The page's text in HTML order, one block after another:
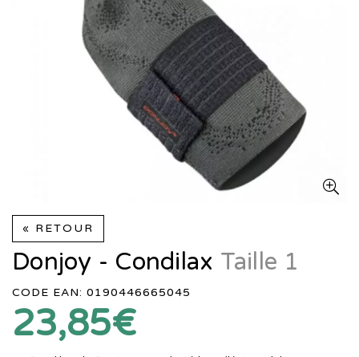
« RETOUR
Donjoy - Condilax Taille 1
CODE EAN: 0190446665045
23,85€